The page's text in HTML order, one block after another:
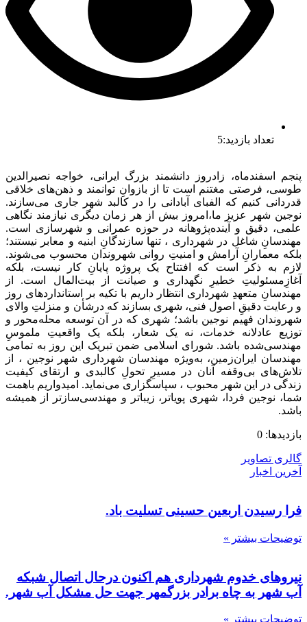
تعداد بازدید:5
پنجم اسفندماه، زادروز دانشمند بزرگ ایرانی، خواجه نصیرالدین
طوسی، فرصتی مغتنم است تا از بازوانِ توانمند و ذهن‌های خلاقی
قدردانی کنیم که الفبای آبادانی را در کالبد شهر جاری می‌سازند.
نوجین شهر عزیز ما،امروز بیش از هر زمان دیگری نیازمند نگاهی
علمی، دقیق و آینده‌پژوهانه در حوزه عمرانی و شهرسازی است.
مهندسانِ شاغل در شهرداری ، تنها سازندگانِ ابنیه و معابر نیستند؛
بلکه معمارانِ آرامش و امنیتِ روانی شهروندان محسوب می‌شوند.
لازم به ذکر است که افتتاح یک پروژه پایانِ کار نیست، بلکه
آغازِمسئولیتِ خطیرِ نگهداری و صیانت از بیت‌المال است. از
مهندسانِ متعهدِ شهرداری انتظار داریم با تکیه بر استانداردهای روز
و رعایت دقیقِ اصول فنی، شهری بسازند که درشأن و منزلتِ والای
شهروندان فهیم نوجین باشد؛ شهری که در آن توسعه محله‌محور و
توزیع عادلانه خدمات، نه یک شعار، بلکه یک واقعیتِ ملموسِ
مهندسی‌شده باشد. شورای اسلامی ضمن تبریک این روز به تمامی
مهندسان ایران‌زمین، به‌ویژه مهندسان شهرداری شهر نوجین ، از
تلاش‌های بی‌وقفه آنان در مسیرِ تحولِ کالبدی و ارتقای کیفیت
زندگی در این شهر محبوب ، سپاسگزاری می‌نماید. امیدواریم باهمت
شما، نوجین فردا، شهری پویاتر، زیباتر و مهندسی‌سازتر از همیشه
باشد.
بازدیدها: 0
گالری تصاویر
آخرین اخبار
فرا رسیدن اربعین حسینی تسلیت باد.
توضیحات بیشتر »
نیروهای خدوم شهرداری هم اکنون درحال اتصال شبکه
آب شهر به چاه برادر بزرگمهر جهت حل مشکل آب شهر.
توضیحات بیشتر »